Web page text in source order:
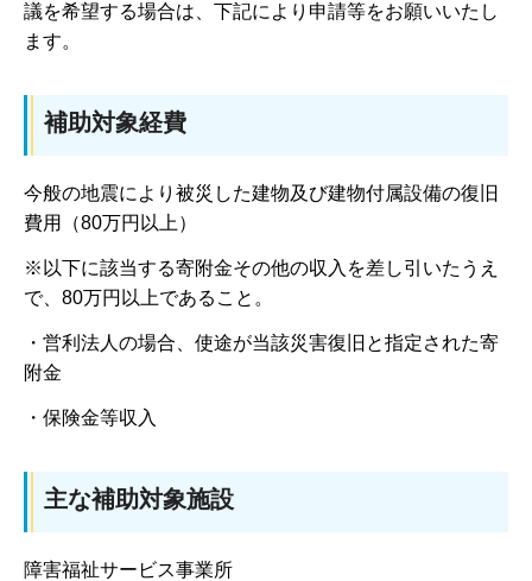
議を希望する場合は、下記により申請等をお願いいたし
ます。
補助対象経費
今般の地震により被災した建物及び建物付属設備の復旧
費用（80万円以上）
※以下に該当する寄附金その他の収入を差し引いたうえ
で、80万円以上であること。
・営利法人の場合、使途が当該災害復旧と指定された寄
附金
・保険金等収入
主な補助対象施設
障害福祉サービス事業所